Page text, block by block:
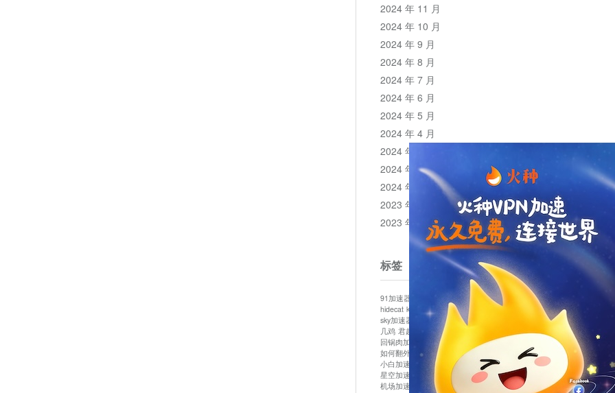
2024 年 11 月
2024 年 10 月
2024 年 9 月
2024 年 8 月
2024 年 7 月
2024 年 6 月
2024 年 5 月
2024 年 4 月
2024 年 3 月
2024 年 2 月
2024 年 1 月
2023 年 12 月
2023 年 11 月
标签
91加速器 bluelayer加速器
clash节点
hidecat kuai500 panda加速器
plex加速器
sky加速器
telegram加速器 中信加速器
云梯加速器
几鸡 君越加速器 哔咔漫画加速器
唐师傅加速器
回锅肉加速器
坚果加速器 壹点加速器
如何翻外墙网站 小哈vp加速器
小火箭加速器
小白加速器
布谷vp加速器 心阶云 快连
星空加速器
最新版clash安卓下载
月光加速器
机场加速器
松果云 极快加速器
梯子加速器